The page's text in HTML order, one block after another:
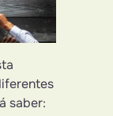
saber: